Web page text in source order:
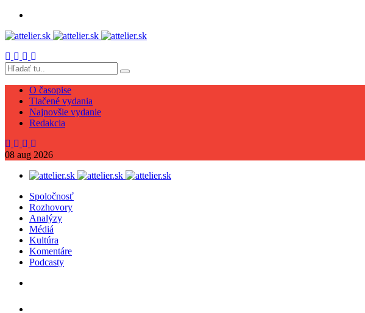
O časopise
Tlačené vydania
Najnovšie vydanie
Redakcia
08 aug 2026
Spoločnosť
Rozhovory
Analýzy
Médiá
Kultúra
Komentáre
Podcasty